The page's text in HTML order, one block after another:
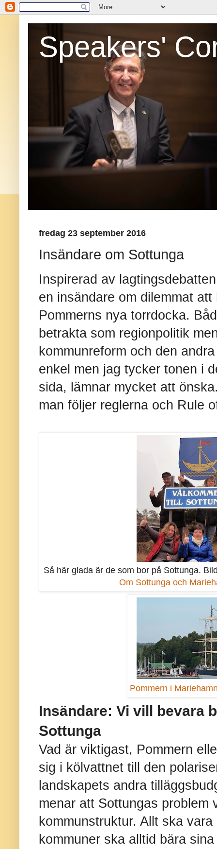
Speakers'
fredag 23 september 2016
Insändare om Sottunga
Inspirerad av
en insändare om dilemmat
Pommerns nya torrdocka.
betrakta som regionpolitik
kommunreform och den
enkel men jag tycker tonen i
sida, lämnar mycket att
man följer reglerna och Rule
Så här glada är de som bor på Sottunga.
Om Sottunga och
Pommern i
Insändare: Vi vill bevara
Sottunga
Vad är viktigast, Pommern
sig i kölvattnet till den
landskapets andra
menar att Sottungas problem
kommunstruktur. Allt ska
kommuner ska alltid bära